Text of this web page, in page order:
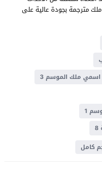
مترجمة بجودة عالية على
اسمي ملك الموسم 3
1
كامل